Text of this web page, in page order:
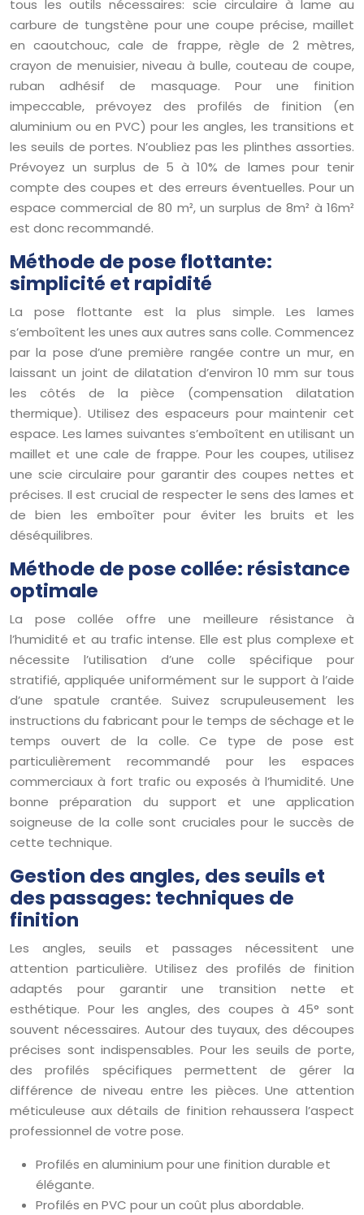
tous les outils nécessaires: scie circulaire à lame au
carbure de tungstène pour une coupe précise, maillet
en caoutchouc, cale de frappe, règle de 2 mètres,
crayon de menuisier, niveau à bulle, couteau de coupe,
ruban adhésif de masquage. Pour une finition
impeccable, prévoyez des profilés de finition (en
aluminium ou en PVC) pour les angles, les transitions et
les seuils de portes. N’oubliez pas les plinthes assorties.
Prévoyez un surplus de 5 à 10% de lames pour tenir
compte des coupes et des erreurs éventuelles. Pour un
espace commercial de 80 m², un surplus de 8m² à 16m²
est donc recommandé.
Méthode de pose flottante:
simplicité et rapidité
La pose flottante est la plus simple. Les lames
s’emboîtent les unes aux autres sans colle. Commencez
par la pose d’une première rangée contre un mur, en
laissant un joint de dilatation d’environ 10 mm sur tous
les côtés de la pièce (compensation dilatation
thermique). Utilisez des espaceurs pour maintenir cet
espace. Les lames suivantes s’emboîtent en utilisant un
maillet et une cale de frappe. Pour les coupes, utilisez
une scie circulaire pour garantir des coupes nettes et
précises. Il est crucial de respecter le sens des lames et
de bien les emboîter pour éviter les bruits et les
déséquilibres.
Méthode de pose collée: résistance
optimale
La pose collée offre une meilleure résistance à
l’humidité et au trafic intense. Elle est plus complexe et
nécessite l’utilisation d’une colle spécifique pour
stratifié, appliquée uniformément sur le support à l’aide
d’une spatule crantée. Suivez scrupuleusement les
instructions du fabricant pour le temps de séchage et le
temps ouvert de la colle. Ce type de pose est
particulièrement recommandé pour les espaces
commerciaux à fort trafic ou exposés à l’humidité. Une
bonne préparation du support et une application
soigneuse de la colle sont cruciales pour le succès de
cette technique.
Gestion des angles, des seuils et
des passages: techniques de
finition
Les angles, seuils et passages nécessitent une
attention particulière. Utilisez des profilés de finition
adaptés pour garantir une transition nette et
esthétique. Pour les angles, des coupes à 45° sont
souvent nécessaires. Autour des tuyaux, des découpes
précises sont indispensables. Pour les seuils de porte,
des profilés spécifiques permettent de gérer la
différence de niveau entre les pièces. Une attention
méticuleuse aux détails de finition rehaussera l’aspect
professionnel de votre pose.
Profilés en aluminium pour une finition durable et
élégante.
Profilés en PVC pour un coût plus abordable.